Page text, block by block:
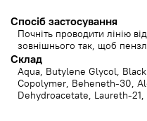
Спосіб застосування
Почніть проводити лінію
зовнішнього так, щоб
Cклад
Aqua, Butylene Glycol,
Copolymer, Beheneth-30,
Dehydroacetate, Laureth-